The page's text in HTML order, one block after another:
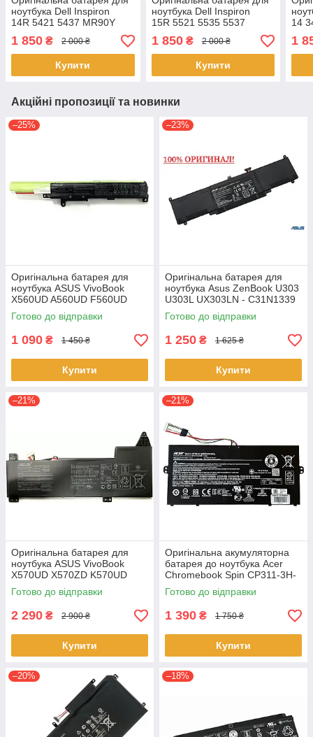
ноутбука Dell Inspiron
14R 5421 5437 MR90Y
1 850 ₴ 2 000 ₴
Купити
ноутбука Dell Inspiron
15R 5521 5535 5537
MR90Y
1 850₴ 2 000 ₴
Купити
14
1
Акційні пропозиції та новинки
–25%
Оригінальна батарея для
ноутбука ASUS VivoBook
X560UD A560UD F560UD
K560UD R562UD - A31N1730
Готово до відправки
1 090 ₴ 1 450 ₴
Купити
–23%
Оригінальна батарея для
ноутбука Asus ZenBook U303
U303L UX303LN - C31N1339
(+11.31 V 50Wh) АКБ
Готово до відправки
1 250 ₴ 1 625 ₴
Купити
–21%
Оригінальна батарея для
ноутбука ASUS VivoBook
X570UD X570ZD K570UD
K570ZD R570UD R570ZD
F570UD - B31N1723
Готово до відправки
2 290 ₴ 2 900 ₴
Купити
–21%
Оригінальна акумуляторна
батарея до ноутбука Acer
Chromebook Spin CP311-3H-
K2RJ CP311-2H-C679 CP513-
1HL CP513-1H - AP16L8J
Готово до відправки
1 390 ₴ 1 750 ₴
Купити
–20% –18%